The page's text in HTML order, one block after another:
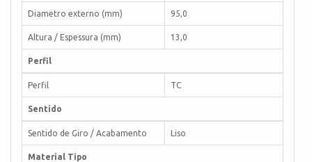
Diametro externo (mm) 95,0
Altura / Espessura (mm) 13,0
Perfil
Perfil TC
Sentido
Sentido de Giro / Acabamento Liso
Material Tipo